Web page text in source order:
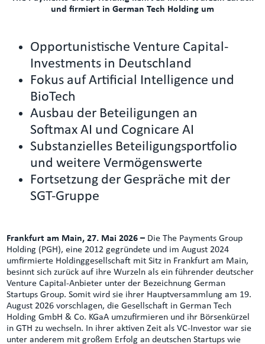
und firmiert in German Tech Holding um
Opportunistische Venture Capital-
Investments in Deutschland
Fokus auf Artificial Intelligence und
BioTech
Ausbau der Beteiligungen an
Softmax AI und Cognicare AI
Substanzielles Beteiligungsportfolio
und weitere Vermögenswerte
Fortsetzung der Gespräche mit der
SGT-Gruppe
Frankfurt am Main, 27. Mai 2026 – Die The Payments Group
Holding (PGH), eine 2012 gegründete und im August 2024
umfirmierte Holdinggesellschaft mit Sitz in Frankfurt am Main,
besinnt sich zurück auf ihre Wurzeln als ein führender deutscher
Venture Capital-Anbieter unter der Bezeichnung German
Startups Group. Somit wird sie ihrer Hauptversammlung am 19.
August 2026 vorschlagen, die Gesellschaft in German Tech
Holding GmbH & Co. KGaA umzufirmieren und ihr Börsenkürzel
in GTH zu wechseln. In ihrer aktiven Zeit als VC-Investor war sie
unter anderem mit großem Erfolg an deutschen Startups wie